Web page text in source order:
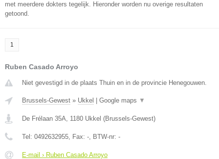
met meerdere dokters tegelijk. Hieronder worden nu overige resultaten
getoond.
1
Ruben Casado Arroyo
Niet gevestigd in de plaats Thuin en in de provincie Henegouwen.
Brussels-Gewest » Ukkel Google maps ▼
De Frélaan 35A, 1180 Ukkel (Brussels-Gewest)
Tel: 0492632955, Fax: -, BTW-nr: -
E-mail › Ruben Casado Arroyo